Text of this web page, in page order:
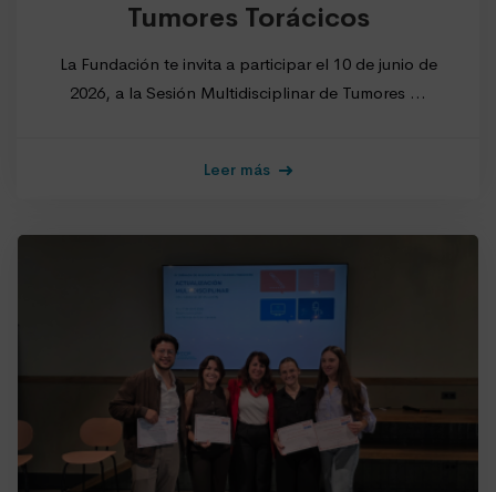
Tumores Torácicos
La Fundación te invita a participar el 10 de junio de
2026, a la Sesión Multidisciplinar de Tumores …
Leer más